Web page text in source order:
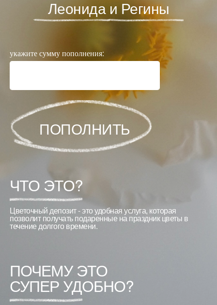
ЧТО ЭТО?
Цветочный депозит - это удобная услуга, которая
позволит получать подаренные на праздник цветы в
течение долгого времени.
укажите сумму пополнения:
ПОЧЕМУ ЭТО
СУПЕР УДОБНО?
ПОПОЛНИТЬ
Леонида и Регины